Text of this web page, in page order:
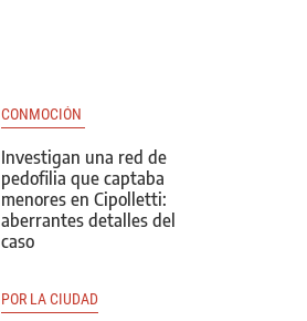
CONMOCIÓN
Investigan una red de
pedofilia que captaba
menores en Cipolletti:
aberrantes detalles del
caso
POR LA CIUDAD